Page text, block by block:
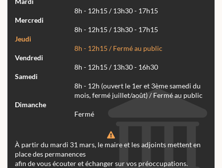
Mardi
8h - 12h15 / 13h30 - 17h15
Mercredi
8h - 12h15 / 13h30 - 17h15
Jeudi
8h - 12h15 / Fermé au public
Vendredi
8h - 12h15 / 13h30 - 16h30
Samedi
8h - 12h (ouvert le 1er et 3ème samedi du
mois, fermé juillet/août) / Fermé au public
Dimanche
Fermé
À partir du mardi 31 mars, le maire et les adjoints mettent en
place des permanences
afin de vous écouter et échanger sur vos préoccupations.